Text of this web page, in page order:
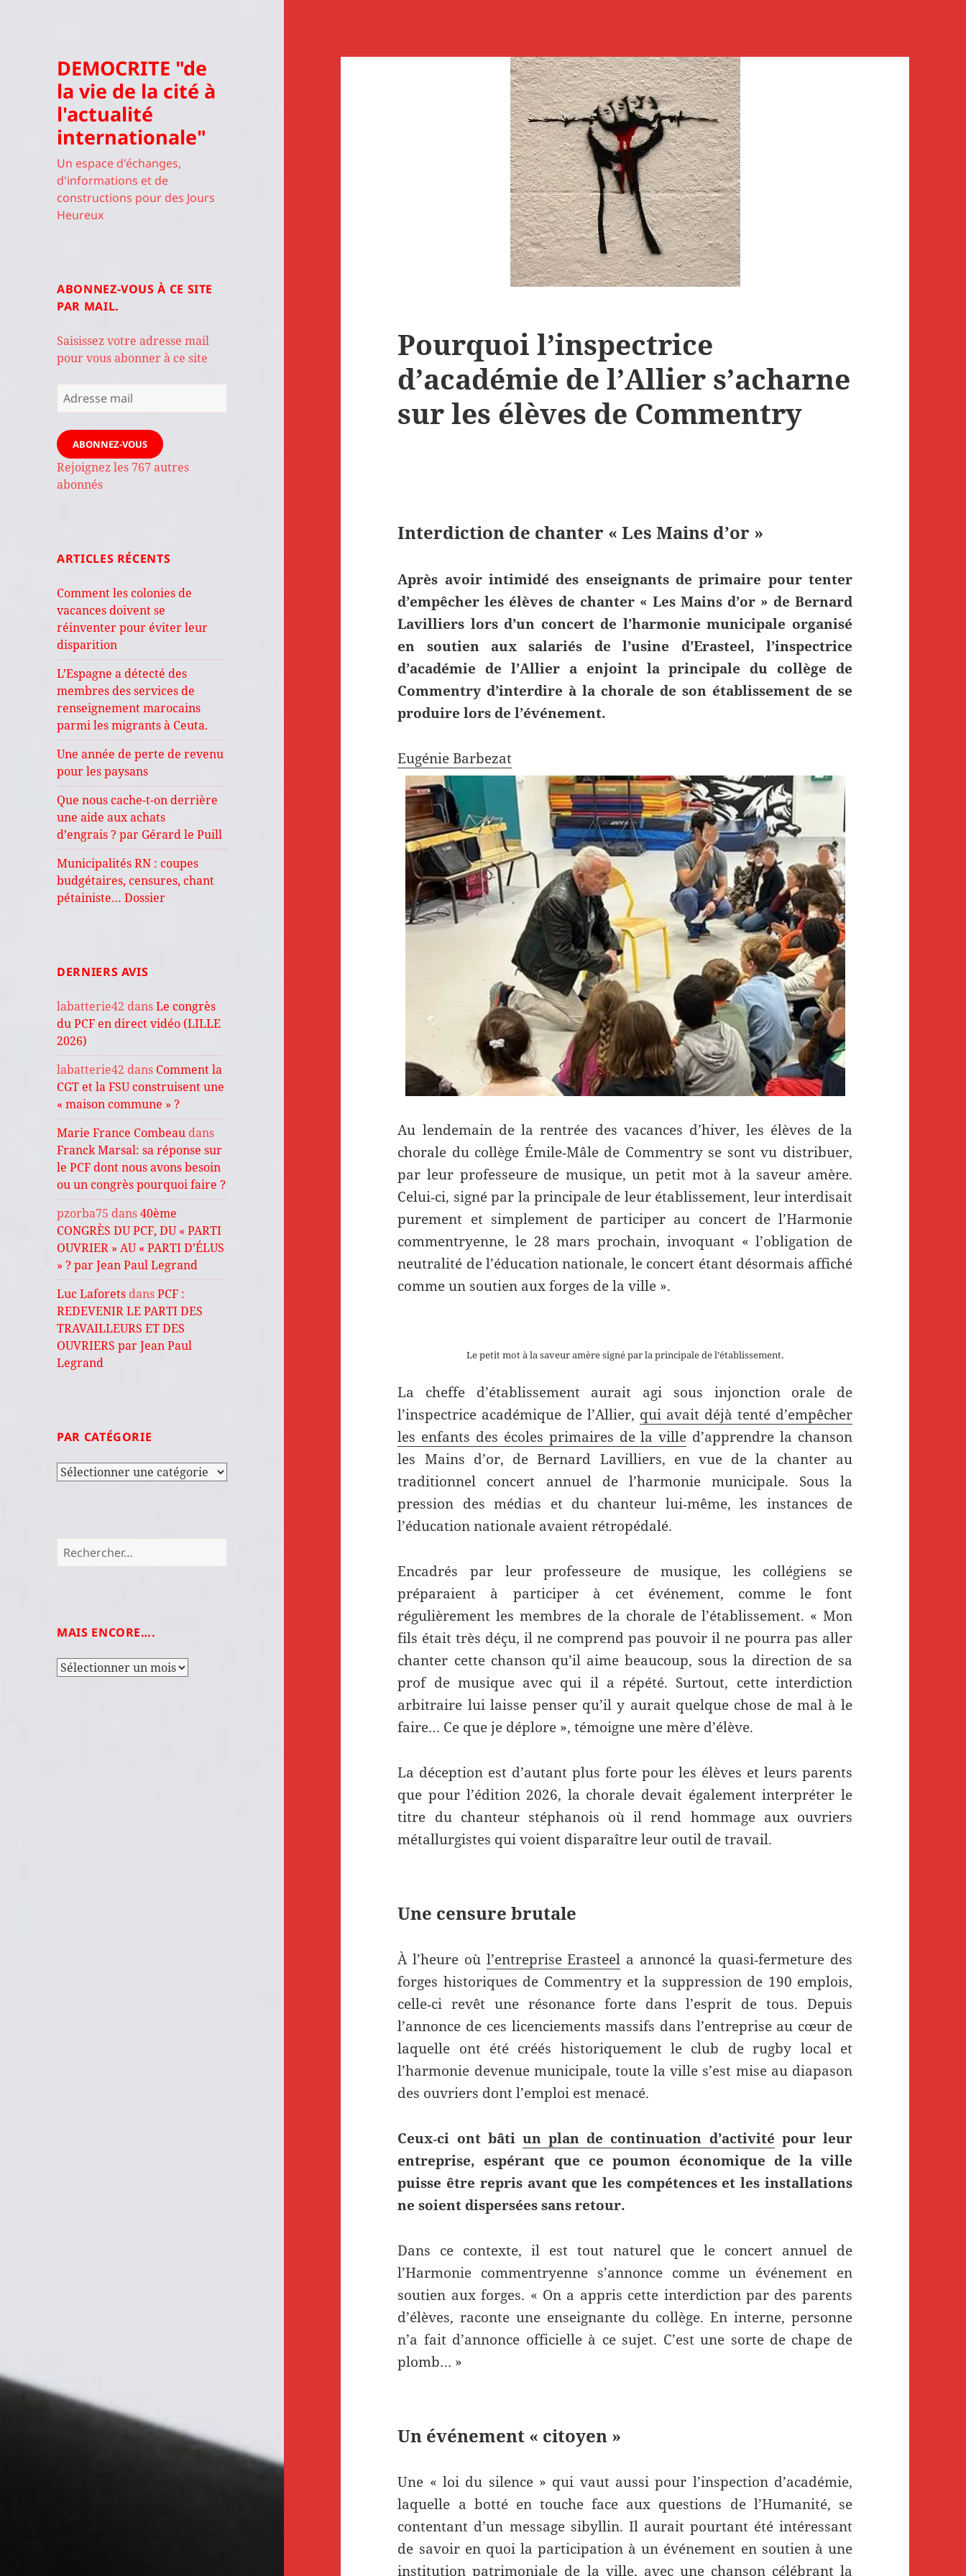
DEMOCRITE "de
la vie de la cité à
l'actualité
internationale"
Un espace d'échanges,
d'informations et de
constructions pour des Jours
Heureux
ABONNEZ-VOUS À CE SITE
PAR MAIL.
Saisissez votre adresse mail
pour vous abonner à ce site
Adresse
mail
ABONNEZ-VOUS
Rejoignez les 767 autres
abonnés
ARTICLES RÉCENTS
Comment les colonies de
vacances doivent se
réinventer pour éviter leur
disparition
L’Espagne a détecté des
membres des services de
renseignement marocains
parmi les migrants à Ceuta.
Une année de perte de revenu
pour les paysans
Que nous cache-t-on derrière
une aide aux achats
d’engrais ? par Gérard le Puill
Municipalités RN : coupes
budgétaires, censures, chant
pétainiste… Dossier
DERNIERS AVIS
labatterie42 dansLe congrès
du PCF en direct vidéo (LILLE
2026)
labatterie42 dans Comment la
CGT et la FSU construisent une
« maison commune » ?
Marie France Combeau dans
Franck Marsal: sa réponse sur
le PCF dont nous avons besoin
ou un congrès pourquoi faire ?
pzorba75 dans40ème
CONGRÈS DU PCF, DU « PARTI
OUVRIER » AU « PARTI D’ÉLUS
» ? par Jean Paul Legrand
Luc Laforets dansPCF :
REDEVENIR LE PARTI DES
TRAVAILLEURS ET DES
OUVRIERS par Jean Paul
Legrand
PAR CATÉGORIE
Par
Rechercher :
MAIS ENCORE….
Mais
Pourquoi l’inspectrice
d’académie de l’Allier s’acharne
sur les élèves de Commentry
Interdiction de chanter « Les Mains d’or »
Après avoir intimidé des enseignants de primaire pour tenter
d’empêcher les élèves de chanter « Les Mains d’or » de Bernard
Lavilliers lors d’un concert de l’harmonie municipale organisé
en soutien aux salariés de l’usine d’Erasteel, l’inspectrice
d’académie de l’Allier a enjoint la principale du collège de
Commentry d’interdire à la chorale de son établissement de se
produire lors de l’événement.
Eugénie Barbezat
Au lendemain de la rentrée des vacances d’hiver, les élèves de la
chorale du collège Émile‑Mâle de Commentry se sont vu distribuer,
par leur professeure de musique, un petit mot à la saveur amère.
Celui‑ci, signé par la principale de leur établissement, leur interdisait
purement et simplement de participer au concert de l’Harmonie
commentryenne, le 28 mars prochain, invoquant « l’obligation de
neutralité de l’éducation nationale, le concert étant désormais affiché
comme un soutien aux forges de la ville ».
Le petit mot à la saveur amère signé par la principale de l’établissement.
La cheffe d’établissement aurait agi sous injonction orale de
l’inspectrice académique de l’Allier, qui avait déjà tenté d’empêcher
les enfants des écoles primaires de la ville d’apprendre la chanson
les Mains d’or, de Bernard Lavilliers, en vue de la chanter au
traditionnel concert annuel de l’harmonie municipale. Sous la
pression des médias et du chanteur lui‑même, les instances de
l’éducation nationale avaient rétropédalé.
Encadrés par leur professeure de musique, les collégiens se
préparaient à participer à cet événement, comme le font
régulièrement les membres de la chorale de l’établissement. « Mon
fils était très déçu, il ne comprend pas pouvoir il ne pourra pas aller
chanter cette chanson qu’il aime beaucoup, sous la direction de sa
prof de musique avec qui il a répété. Surtout, cette interdiction
arbitraire lui laisse penser qu’il y aurait quelque chose de mal à le
faire… Ce que je déplore », témoigne une mère d’élève.
La déception est d’autant plus forte pour les élèves et leurs parents
que pour l’édition 2026, la chorale devait également interpréter le
titre du chanteur stéphanois où il rend hommage aux ouvriers
métallurgistes qui voient disparaître leur outil de travail.
Une censure brutale
À l’heure où l’entreprise Erasteel a annoncé la quasi‑fermeture des
forges historiques de Commentry et la suppression de 190 emplois,
celle‑ci revêt une résonance forte dans l’esprit de tous. Depuis
l’annonce de ces licenciements massifs dans l’entreprise au cœur de
laquelle ont été créés historiquement le club de rugby local et
l’harmonie devenue municipale, toute la ville s’est mise au diapason
des ouvriers dont l’emploi est menacé.
Ceux‑ci ont bâti un plan de continuation d’activité pour leur
entreprise, espérant que ce poumon économique de la ville
puisse être repris avant que les compétences et les installations
ne soient dispersées sans retour.
Dans ce contexte, il est tout naturel que le concert annuel de
l’Harmonie commentryenne s’annonce comme un événement en
soutien aux forges. « On a appris cette interdiction par des parents
d’élèves, raconte une enseignante du collège. En interne, personne
n’a fait d’annonce officielle à ce sujet. C’est une sorte de chape de
plomb… »
Un événement « citoyen »
Une « loi du silence » qui vaut aussi pour l’inspection d’académie,
laquelle a botté en touche face aux questions de l’Humanité, se
contentant d’un message sibyllin. Il aurait pourtant été intéressant
de savoir en quoi la participation à un événement en soutien à une
institution patrimoniale de la ville, avec une chanson célébrant la